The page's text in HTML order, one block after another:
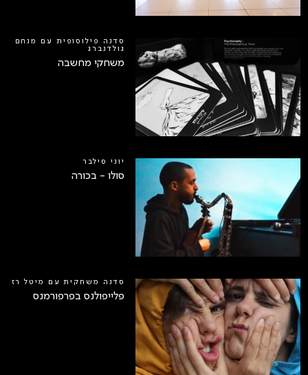
סדנה פילוסופית עם מנחם
גולדנברג
משחקי מחשבה
יוני סילבר
סולו - בכורה
סדנה משחקית עם מיטל רז
פלייפולנס בפרפורמנס